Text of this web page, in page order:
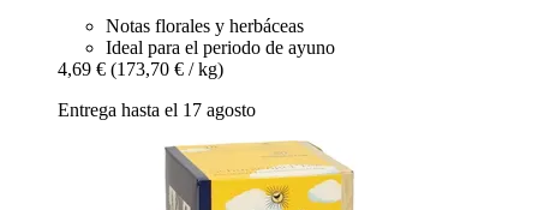
Notas florales y herbáceas
Ideal para el periodo de ayuno
4,69 € (173,70 € / kg)
Entrega hasta el 17 agosto